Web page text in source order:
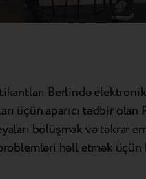
Berlində
üçün aparıcı tədbir olan
bölüşmək və təkrar
həll etmək